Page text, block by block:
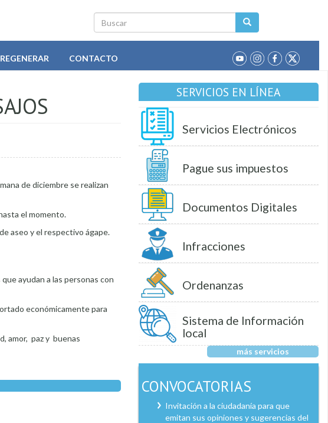
Buscar
REGENERAR CONTACTO
de diciembre se realizan
el momento.
aseo y el respectivo ágape.
ayudan a las personas con
económicamente para
amor, paz y buenas
SERVICIOS EN LÍNEA
Servicios Electrónicos
Pague sus impuestos
Documentos Digitales
Infracciones
Ordenanzas
Sistema de Información
local
más servicios
CONVOCATORIAS
Invitación a la ciudadanía para que
emitan sus opiniones y sugerencias del